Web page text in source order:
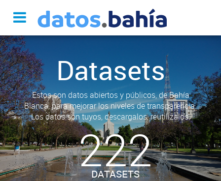
Datasets
Estos son datos abiertos y públicos, de Bahía
Blanca, para mejorar los niveles de transparencia.
Los datos son tuyos, descargalos, reutilizalos.
222
DATASETS